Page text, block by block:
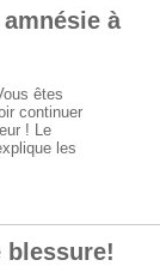
à
êtes
continuer
! Le
les
blessure!